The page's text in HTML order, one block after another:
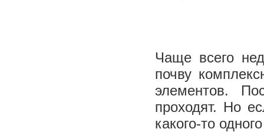
Чаще всего
почву
элементов.
проходят. Но
какого-то